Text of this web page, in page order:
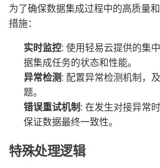
为了确保数据集成过程中的高质量
措施：
实时监控: 使用轻易云提供的集
据集成任务的状态和性能。
异常检测: 配置异常检测机制，
题。
错误重试机制: 在发生对接异常
保证数据最终一致性。
特殊处理逻辑